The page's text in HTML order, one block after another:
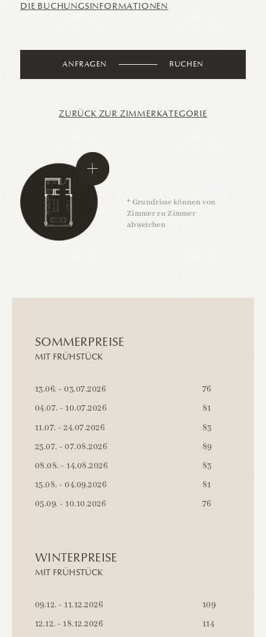
DIE BUCHUNGSINFORMATIONEN
ANFRAGEN BUCHEN
ZURÜCK ZUR ZIMMERKATEGORIE
* Grundrisse können von
Zimmer zu Zimmer
abweichen
SOMMERPREISE
MIT FRÜHSTÜCK
13.06. - 03.07.2026
76
04.07. - 10.07.2026
81
11.07. - 24.07.2026
83
25.07. - 07.08.2026
89
08.08. - 14.08.2026
83
15.08. - 04.09.2026
81
05.09. - 10.10.2026
76
WINTERPREISE
MIT FRÜHSTÜCK
09.12. - 11.12.2026
109
12.12. - 18.12.2026
114